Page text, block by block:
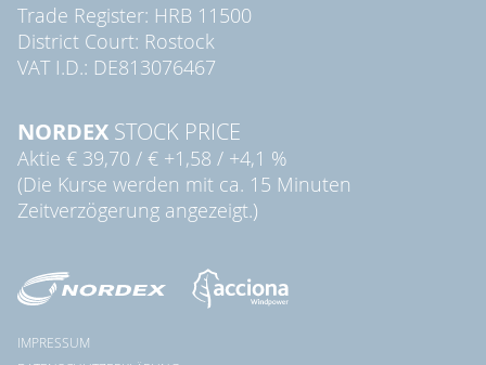
Trade Register: HRB 11500
District Court: Rostock
VAT I.D.: DE813076467
NORDEX STOCK PRICE
Aktie € 39,70 / € +1,58 / +4,1 %
(Die Kurse werden mit ca. 15 Minuten
Zeitverzögerung angezeigt.)
IMPRESSUM